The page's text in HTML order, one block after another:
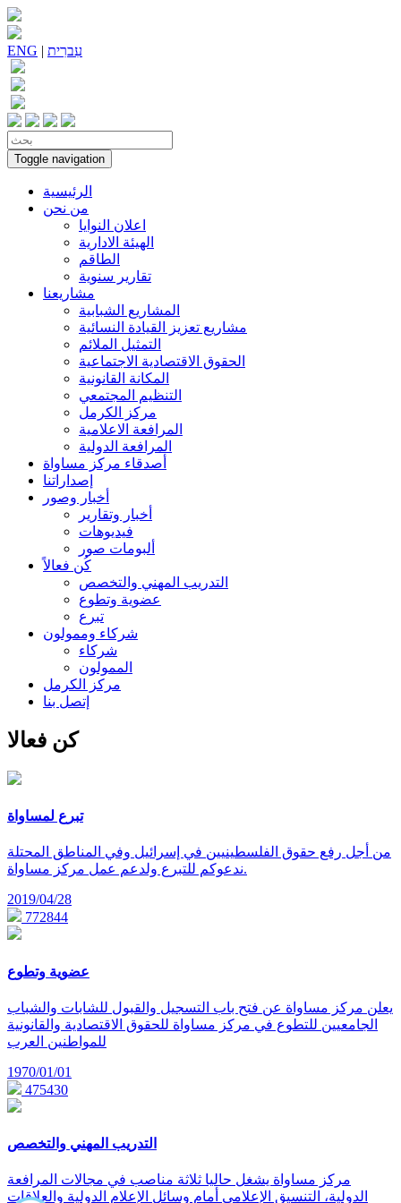
ENG | עִברִית
Toggle navigation
الرئيسية
من نحن
اعلان النوايا
الهيئة الادارية
الطاقم
تقارير سنوية
مشاريعنا
المشاريع الشبابية
مشاريع تعزيز القيادة النسائية
التمثيل الملائم
الحقوق الاقتصادية الاجتماعية
المكانة القانونية
التنظيم المجتمعي
مركز الكرمل
المرافعة الاعلامية
المرافعة الدولية
أصدقاء مركز مساواة
إصداراتنا
أخبار وصور
أخبار وتقارير
فيديوهات
ألبومات صور
كُن فعالاً
التدريب المهني والتخصص
عضوية وتطوع
تبرع
شركاء وممولون
شركاء
الممولون
مركز الكرمل
إتصل بنا
كن فعالا
تبرع لمساواة
من أجل رفع حقوق الفلسطينيين في إسرائيل وفي المناطق المحتلة
ندعوكم للتبرع ولدعم عمل مركز مساواة.
2019/04/28
772844
عضوية وتطوع
يعلن مركز مساواة عن فتح باب التسجيل والقبول للشابات والشباب
الجامعيين للتطوع في مركز مساواة للحقوق الاقتصادية والقانونية
للمواطنين العرب
1970/01/01
475430
التدريب المهني والتخصص
مركز مساواة يشغل حاليا ثلاثة مناصب في مجالات المرافعة
الدولية، التنسيق الإعلامي أمام وسائل الإعلام الدولية والعلاقات